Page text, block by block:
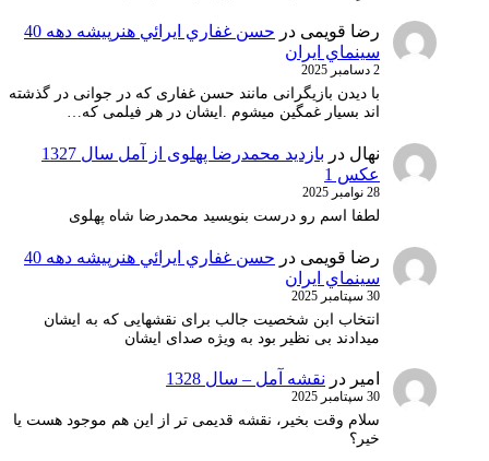
رضا قویمی در
حسن غفاري ايرائي هنرپيشه دهه 40
سينماي ايران
2 دسامبر 2025
با دیدن بازیگرانی مانند حسن غفاری که در جوانی در گذشته
اند بسیار غمگین میشوم .ایشان در هر فیلمی که…
نهال در
بازدید محمدرضا پهلوی از آمل سال 1327
عکس 1
28 نوامبر 2025
لطفا اسم رو درست بنویسید محمدرضا شاه پهلوی
رضا قویمی در
حسن غفاري ايرائي هنرپيشه دهه 40
سينماي ايران
30 سپتامبر 2025
انتخاب ابن شخصیت جالب برای نقشهایی که به ایشان
میدادند بی نظیر بود به ویژه صدای ایشان
امیر در نقشه آمل – سال 1328
30 سپتامبر 2025
سلام وقت بخیر، نقشه قدیمی تر از این هم موجود هست یا
خیر؟